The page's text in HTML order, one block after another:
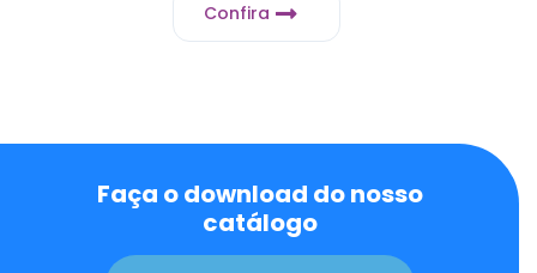
Confira
Faça o download do nosso
catálogo